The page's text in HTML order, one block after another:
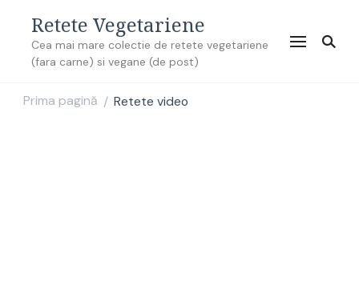
Retete Vegetariene
Cea mai mare colectie de retete vegetariene
(fara carne) si vegane (de post)
Prima pagină / Retete video